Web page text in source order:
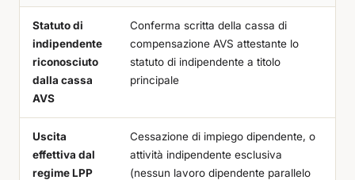
Statuto di
indipendente
riconosciuto
dalla cassa
AVS
Conferma scritta della cassa di
compensazione AVS attestante lo
statuto di indipendente a titolo
principale
Uscita
effettiva dal
regime LPP
Cessazione di impiego dipendente, o
attività indipendente esclusiva
(nessun lavoro dipendente parallelo